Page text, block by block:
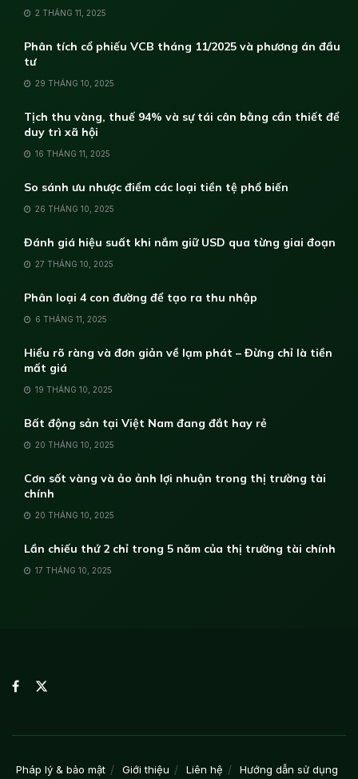
2 THÁNG 11, 2025
Phân tích cổ phiếu VCB tháng 11/2025 và phương án đầu
tư
29 THÁNG 10, 2025
Tịch thu vàng, thuế 94% và sự tái cân bằng cần thiết để
duy trì xã hội
16 THÁNG 11, 2025
So sánh ưu nhược điểm các loại tiền tệ phổ biến
26 THÁNG 10, 2025
Đánh giá hiệu suất khi nắm giữ USD qua từng giai đoạn
27 THÁNG 10, 2025
Phân loại 4 con đường để tạo ra thu nhập
6 THÁNG 11, 2025
Hiểu rõ ràng và đơn giản về lạm phát – Đừng chỉ là tiền
mất giá
19 THÁNG 10, 2025
Bất động sản tại Việt Nam đang đắt hay rẻ
20 THÁNG 10, 2025
Cơn sốt vàng và ảo ảnh lợi nhuận trong thị trường tài
chính
20 THÁNG 10, 2025
Lần chiếu thứ 2 chỉ trong 5 năm của thị trường tài chính
17 THÁNG 10, 2025
Pháp lý & bảo mật Giới thiệu Liên hệ Hướng dẫn sử dụng